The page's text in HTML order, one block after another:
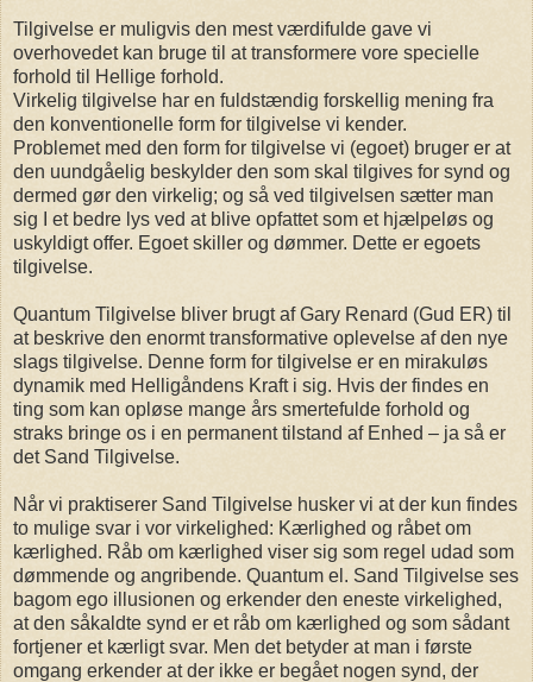
Tilgivelse er muligvis den mest værdifulde gave vi
overhovedet kan bruge til at transformere vore specielle
forhold til Hellige forhold.
Virkelig tilgivelse har en fuldstændig forskellig mening fra
den konventionelle form for tilgivelse vi kender.
Problemet med den form for tilgivelse vi (egoet) bruger er at
den uundgåelig beskylder den som skal tilgives for synd og
dermed gør den virkelig; og så ved tilgivelsen sætter man
sig I et bedre lys ved at blive opfattet som et hjælpeløs og
uskyldigt offer. Egoet skiller og dømmer. Dette er egoets
tilgivelse.
Quantum Tilgivelse bliver brugt af Gary Renard (Gud ER) til
at beskrive den enormt transformative oplevelse af den nye
slags tilgivelse. Denne form for tilgivelse er en mirakuløs
dynamik med Helligåndens Kraft i sig. Hvis der findes en
ting som kan opløse mange års smertefulde forhold og
straks bringe os i en permanent tilstand af Enhed – ja så er
det Sand Tilgivelse.
Når vi praktiserer Sand Tilgivelse husker vi at der kun findes
to mulige svar i vor virkelighed: Kærlighed og råbet om
kærlighed. Råb om kærlighed viser sig som regel udad som
dømmende og angribende. Quantum el. Sand Tilgivelse ses
bagom ego illusionen og erkender den eneste virkelighed,
at den såkaldte synd er et råb om kærlighed og som sådant
fortjener et kærligt svar. Men det betyder at man i første
omgang erkender at der ikke er begået nogen synd, der